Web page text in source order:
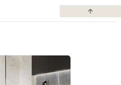
arrow_upward